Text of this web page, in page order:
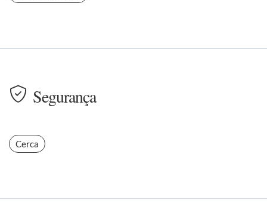
Segurança
Cerca